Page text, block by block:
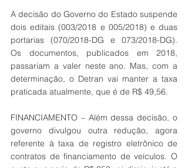
A decisão do Governo do Estado suspende
dois editais (003/2018 e 005/2018) e duas
portarias (070/2018-DG e 073/2018-DG).
Os documentos, publicados em 2018,
passariam a valer neste ano. Mas, com a
determinação, o Detran vai manter a taxa
praticada atualmente, que é de R$ 49,56.
FINANCIAMENTO – Além dessa decisão, o
governo divulgou outra redução, agora
referente à taxa de registro eletrônico de
contratos de financiamento de veículos. O